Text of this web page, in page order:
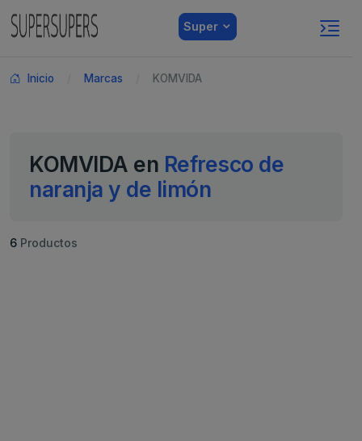
Super
Inicio Marcas KOMVIDA
KOMVIDA en Refresco de
naranja y de limón
6 Productos